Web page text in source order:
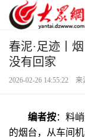
春泥·足迹丨
没有回家
2026-02-26 14:55:22
编者按：料
的烟台，从车间